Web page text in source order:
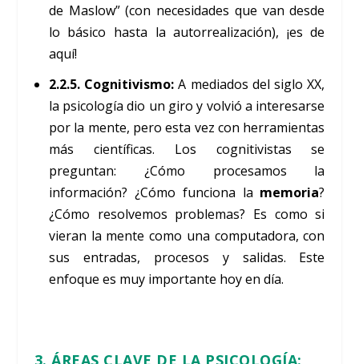
de Maslow” (con necesidades que van desde
lo básico hasta la autorrealización), ¡es de
aquí!
2.2.5. Cognitivismo: A mediados del siglo XX,
la psicología dio un giro y volvió a interesarse
por la mente, pero esta vez con herramientas
más científicas. Los cognitivistas se
preguntan: ¿Cómo procesamos la
información? ¿Cómo funciona la memoria?
¿Cómo resolvemos problemas? Es como si
vieran la mente como una computadora, con
sus entradas, procesos y salidas. Este
enfoque es muy importante hoy en día.
3. ÁREAS CLAVE DE LA PSICOLOGÍA: